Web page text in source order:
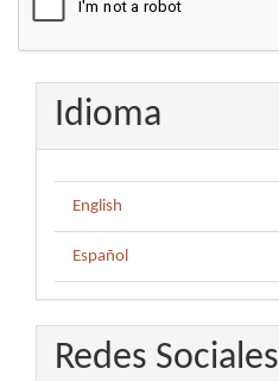
Idioma
English
Español
Redes Sociales